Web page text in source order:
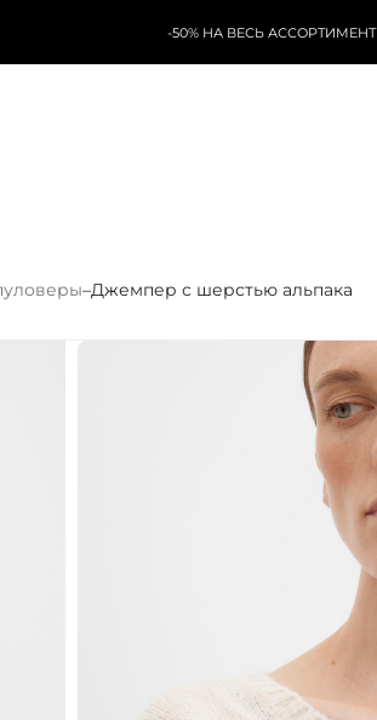
-50% НА ВЕСЬ АССОРТИМЕНТ
–Джемпер с шерстью альпака